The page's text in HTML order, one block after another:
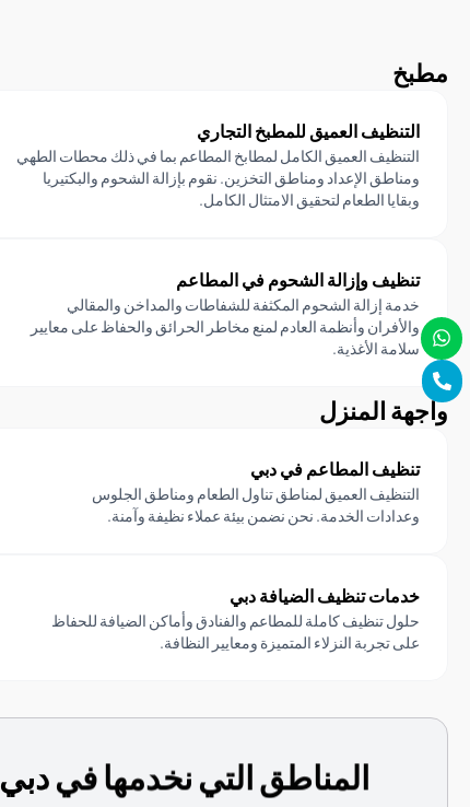
مطبخ
التنظيف العميق للمطبخ التجاري
التنظيف العميق الكامل لمطابخ المطاعم بما في ذلك محطات الطهي
ومناطق الإعداد ومناطق التخزين. نقوم بإزالة الشحوم والبكتيريا
وبقايا الطعام لتحقيق الامتثال الكامل.
تنظيف وإزالة الشحوم في المطاعم
خدمة إزالة الشحوم المكثفة للشفاطات والمداخن والمقالي
والأفران وأنظمة العادم لمنع مخاطر الحرائق والحفاظ على معايير
سلامة الأغذية.
واجهة المنزل
تنظيف المطاعم في دبي
التنظيف العميق لمناطق تناول الطعام ومناطق الجلوس
وعدادات الخدمة. نحن نضمن بيئة عملاء نظيفة وآمنة.
خدمات تنظيف الضيافة دبي
حلول تنظيف كاملة للمطاعم والفنادق وأماكن الضيافة للحفاظ
على تجربة النزلاء المتميزة ومعايير النظافة.
المناطق التي نخدمها في دبي